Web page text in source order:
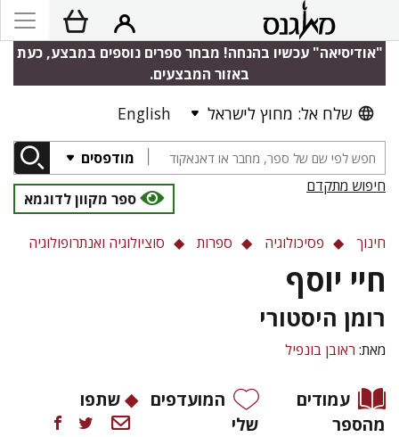
"אודיסיאה" עכשיו בהנחה! מבחר ספרים נוספים במבצע, כעת
באזור המבצעים.
שלח אל: מחוץ לישראל English
מודפסים
חיפוש מתקדם
ספר מקוון לדוגמא
חינוך פסיכולוגיה ספרות סוציולוגיה ואנתרופולוגיה
חיי יוסף
רומן היסטורי
מאת: ראובן בונפיל
עמודים
מהספר
המועדפים
שלי
שתפו